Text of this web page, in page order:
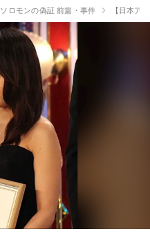
ソロモンの偽証 前篇・事件 【日本ア